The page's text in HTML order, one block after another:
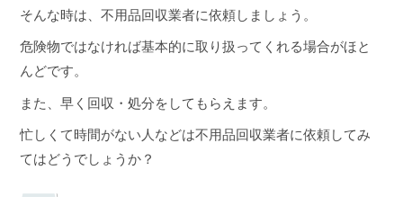
そんな時は、不用品回収業者に依頼しましょう。
危険物ではなければ基本的に取り扱ってくれる場合がほと
んどです。
また、早く回収・処分をしてもらえます。
忙しくて時間がない人などは不用品回収業者に依頼してみ
てはどうでしょうか？